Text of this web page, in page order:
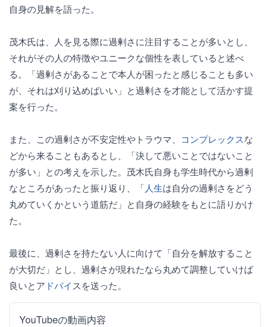
自身の見解を語った。
茂木氏は、人を見る際に過剰さに注目することが多いとし、
それがその人の特徴やユニークな個性を表していると述べ
る。「過剰さがあることで本人が困ったと感じることも多い
が、それは刈り込めばいい」と過剰さを才能として活かす提
案を行った。
また、この過剰さが不安定性やトラウマ、 コンプレックスな
どから来ることもあるとし、「決して悪いことではないこと
が多い」との考えを示した。茂木氏自身も学生時代から過剰
なところがあったと振り返り、「人生は自分の過剰さをどう
丸めていくかという道筋だ」と自身の経験をもとに語りかけ
た。
最後に、過剰さを持たない人に向けて「自分を解放すること
が大切だ」とし、過剰さが現れたなら丸めて調整していけば
良いとア ドバイスを送った。
YouTubeの動画内容